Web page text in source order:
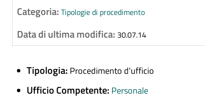
Categoria: Tipologie di procedimento
Data di ultima modifica: 30.07.14
Tipologia: Procedimento d'ufficio
Ufficio Competente: Personale